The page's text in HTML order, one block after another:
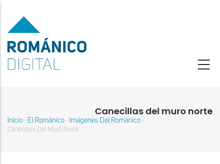
contenido
principal
Canecillas del muro norte
Sobrescribir
Inicio - El Románico - Imágenes Del Románico -
Canecillas Del Muro Norte